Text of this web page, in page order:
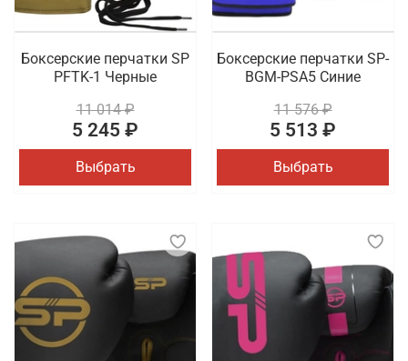
Боксерские перчатки SP
PFTK-1 Черные
11 014 ₽
5 245 ₽
Выбрать
Боксерские перчатки SP-
BGM-PSA5 Синие
11 576 ₽
5 513 ₽
Выбрать